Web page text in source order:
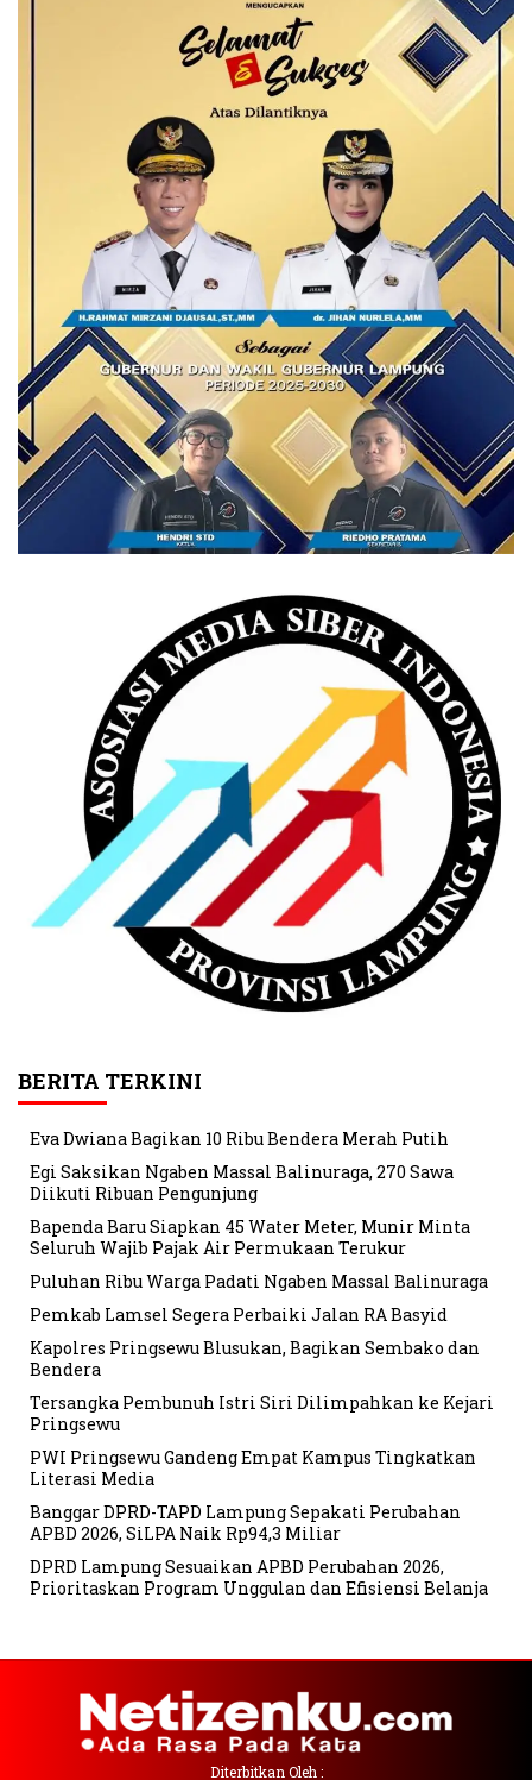
BERITA TERKINI
Eva Dwiana Bagikan 10 Ribu Bendera Merah Putih
Egi Saksikan Ngaben Massal Balinuraga, 270 Sawa
Diikuti Ribuan Pengunjung
Bapenda Baru Siapkan 45 Water Meter, Munir Minta
Seluruh Wajib Pajak Air Permukaan Terukur
Puluhan Ribu Warga Padati Ngaben Massal Balinuraga
Pemkab Lamsel Segera Perbaiki Jalan RA Basyid
Kapolres Pringsewu Blusukan, Bagikan Sembako dan
Bendera
Tersangka Pembunuh Istri Siri Dilimpahkan ke Kejari
Pringsewu
PWI Pringsewu Gandeng Empat Kampus Tingkatkan
Literasi Media
Banggar DPRD-TAPD Lampung Sepakati Perubahan
APBD 2026, SiLPA Naik Rp94,3 Miliar
DPRD Lampung Sesuaikan APBD Perubahan 2026,
Prioritaskan Program Unggulan dan Efisiensi Belanja
Diterbitkan Oleh :